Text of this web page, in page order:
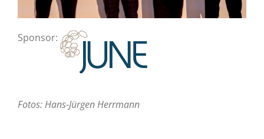
Sponsor:
Fotos: Hans-Jürgen Herrmann